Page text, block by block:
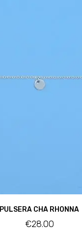
PULSERA CHA RHONNA
€28.00